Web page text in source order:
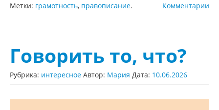
Комментарии
Метки: грамотность, правописание.
Говорить то, что?
Рубрика: интересное Автор: Мария Дата: 10.06.2026